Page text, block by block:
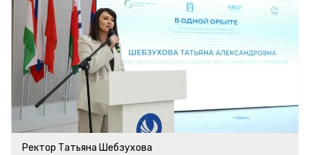
Ректор Татьяна Шебзухова